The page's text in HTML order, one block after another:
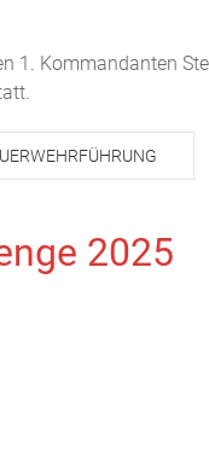
1. Kommandanten
2025